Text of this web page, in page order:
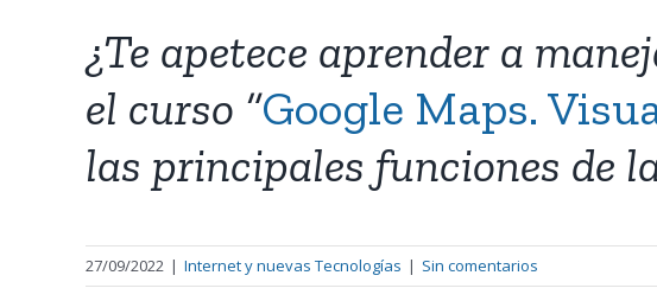
¿Te apetece aprender a
el curso “Google Maps.
las principales funciones de
27/09/2022 | Internet y nuevas Tecnologías | Sin comentarios